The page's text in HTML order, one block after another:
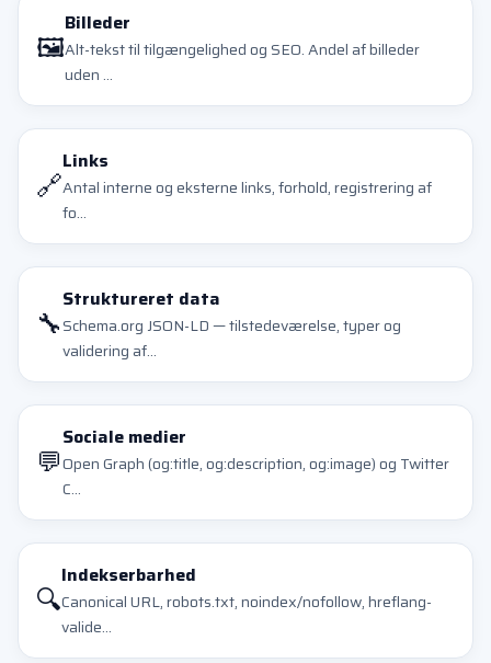
🖼️
Billeder
Alt-tekst til tilgængelighed og SEO. Andel af billeder
uden ...
🔗
Links
Antal interne og eksterne links, forhold, registrering af
fo...
🔧
Struktureret data
Schema.org JSON-LD — tilstedeværelse, typer og
validering af...
💬
Sociale medier
Open Graph (og:title, og:description, og:image) og Twitter
C...
🔍
Indekserbarhed
Canonical URL, robots.txt, noindex/nofollow, hreflang-
valide...